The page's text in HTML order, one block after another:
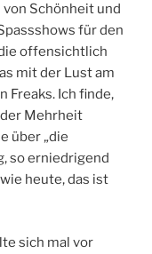
Schönheit und
für den
offensichtlich
mit der Lust am
Freaks. Ich finde,
Mehrheit
über „die
so erniedrigend
heute, das ist
sich mal vor